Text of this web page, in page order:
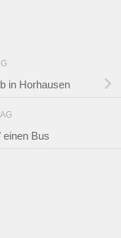
in Horhausen
einen Bus